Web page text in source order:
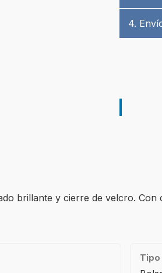
4.
brillante y cierre de velcro.
Tipo